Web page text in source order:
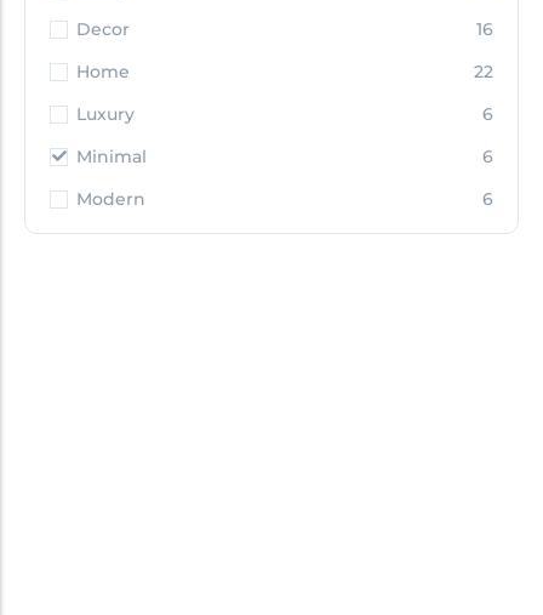
Decor
16
Home
22
Luxury
6
Minimal
6
Modern
6